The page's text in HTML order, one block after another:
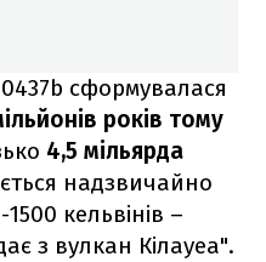
сформувалася
років тому
4,5 мільярда
надзвичайно
кельвінів –
з вулкан Кілауеа".